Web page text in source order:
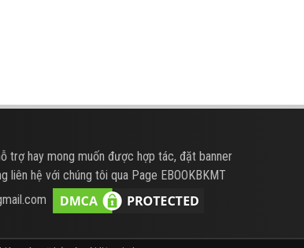
trợ hay mong muốn được hợp tác, đặt banner
liên hệ với chúng tôi qua Page EBOOKBKMT